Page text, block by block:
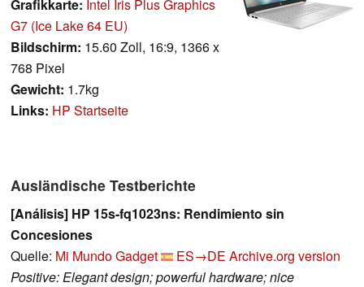
Grafikkarte: Intel Iris Plus Graphics
G7 (Ice Lake 64 EU)
Bildschirm: 15.60 Zoll, 16:9, 1366 x
768 Pixel
Gewicht: 1.7kg
Links: HP Startseite
Ausländische Testberichte
[Análisis] HP 15s-fq1023ns: Rendimiento sin
Concesiones
Quelle: Mi Mundo Gadget ES→DE Archive.org version
Positive: Elegant design; powerful hardware; nice